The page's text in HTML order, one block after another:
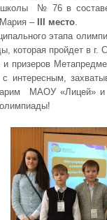
№ 76 в
–
III место.
этапа
которая пройдет в г.
и призеров
с интересным,
МАОУ «Лицей» и